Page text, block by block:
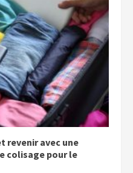
revenir avec une
colisage pour le